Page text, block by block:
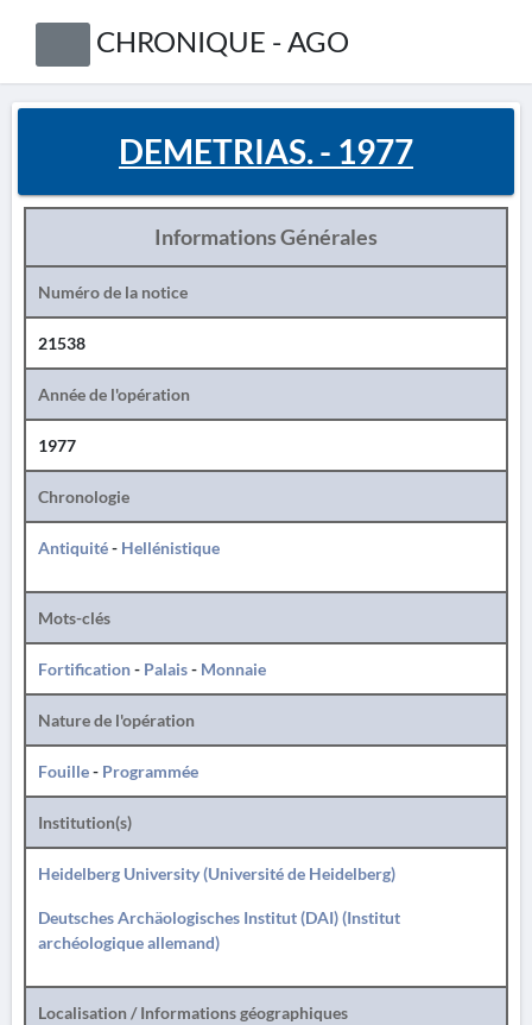
CHRONIQUE - AGO
DEMETRIAS. - 1977
Informations Générales
Numéro de la notice
21538
Année de l'opération
1977
Chronologie
Antiquité- Hellénistique
Mots-clés
Fortification- Palais- Monnaie
Nature de l'opération
Fouille- Programmée
Institution(s)
Heidelberg University (Université de Heidelberg)
Deutsches Archäologisches Institut (DAI) (Institut
archéologique allemand)
Localisation / Informations géographiques